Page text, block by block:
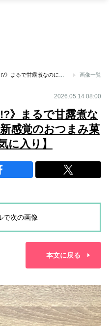
画像一覧
2026.05.14 08:00
》まるで甘露煮な
感覚のおつまみ菓
に入り】
で次の画像
本文に戻る